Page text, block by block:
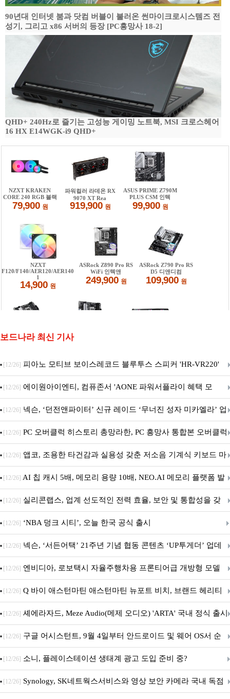
90년대 인터넷 붐과 닷컴 버블이 불러온 썬마이크로시스템즈 전
성기, 그리고 x86 서버의 등장 [PC흥망사 18-2]
QHD+ 240Hz로 즐기는 고성능 게이밍 노트북, MSI 크로스헤어
16 HX E14WGK-i9 QHD+
보드나라 최신 기사
[12/26] 피아노 모티브 보이스레코드 블루투스 스피커 'HR-VR220'
출시
[12/26] 에이원아이엔티, 컴퓨존서 'AONE 파워서플라이 혜택 모
음.ZIP' 이벤트 진행
[12/26] 넥슨, ‘던전앤파이터’ 신규 레이드 ‘무너진 성자 미카엘라’ 업
데이트!
[12/26] PC 오버클럭 히스토리 총망라한, PC 흥망사 통합본 오버클럭
특집(1-4편)
[12/26] 앱코, 조용한 타건감과 실용성 갖춘 저소음 기계식 키보드 마
우스 세트 'KM580' 출시
[12/26] AI 칩 캐시 5배, 메모리 용량 10배, NEO.AI 메모리 플랫폼 발
표
[12/26] 실리콘랩스, 업계 선도적인 전력 효율, 보안 및 통합성을 갖
춘 초저전력 블루투스 LE SoC ‘BG2B’ 공개
[12/26] ‘NBA 덩크 시티’, 오늘 한국 공식 출시
[12/26] 넥슨, ‘서든어택’ 21주년 기념 협동 콘텐츠 ‘UP투게더’ 업데
이트
[12/26] 엔비디아, 로보택시 자율주행차용 프론티어급 개방형 모델
‘알파마요 2 슈퍼’ 상업적 이용 가능
[12/26] Q 바이 애스턴마틴 애스턴마틴 뉴포트 비치, 브랜드 헤리티
지 담은 ‘헤리티지 에디션 컬렉션’ 공개
[12/26] 셰에라자드, Meze Audio(메제 오디오) 'ARTA' 국내 정식 출시
[12/26] 구글 어시스턴트, 9월 4일부터 안드로이드 및 웨어 OS서 순
차 서비스 종료
[12/26] 소니, 플레이스테이션 생태계 광고 도입 준비 중?
[12/26] Synology, SK네트웍스서비스와 영상 보안 카메라 국내 독점